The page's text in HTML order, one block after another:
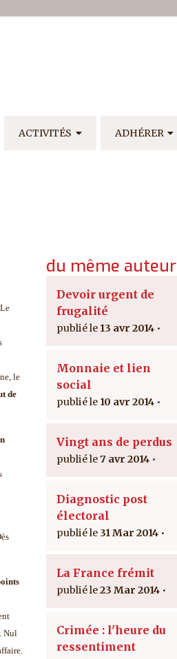
ACTIVITÉS ADHÉRER
le
de
Nul
du même auteur
Devoir urgent de
frugalité
13 avr 2014
Monnaie et lien
social
10 avr 2014
Vingt ans de perdus
7 avr 2014
Diagnostic post
électoral
31 Mar 2014
La France frémit
23 Mar 2014
Crimée : l'heure du
ressentiment